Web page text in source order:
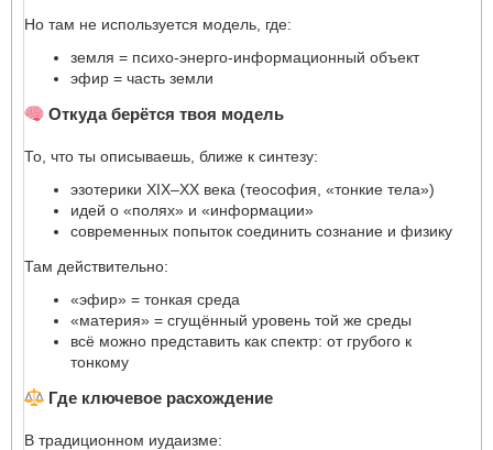
Но там не используется модель, где:
земля = психо-энерго-информационный объект
эфир = часть земли
Откуда берётся твоя модель
То, что ты описываешь, ближе к синтезу:
эзотерики XIX–XX века (теософия, «тонкие тела»)
идей о «полях» и «информации»
современных попыток соединить сознание и физику
Там действительно:
«эфир» = тонкая среда
«материя» = сгущённый уровень той же среды
всё можно представить как спектр: от грубого к
тонкому
Где ключевое расхождение
В традиционном иудаизме: